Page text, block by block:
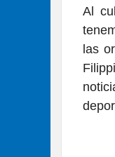
Al
las